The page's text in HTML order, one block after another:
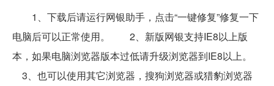
1、下载后请运行网银助手，点击“一键修复”修复一下
电脑后可以正常使用。 2、新版网银支持IE8以上版
本，如果电脑浏览器版本过低请升级浏览器到IE8以上。
3、也可以使用其它浏览器，搜狗浏览器或猎豹浏览器